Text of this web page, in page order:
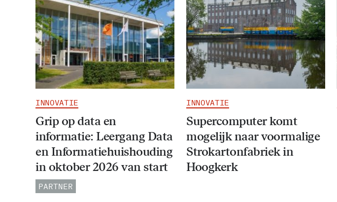
INNOVATIE
Grip op data en
informatie: Leergang Data
en Informatiehuishouding
in oktober 2026 van start
PARTNER
INNOVATIE
Supercomputer komt
mogelijk naar voormalige
Strokartonfabriek in
Hoogkerk